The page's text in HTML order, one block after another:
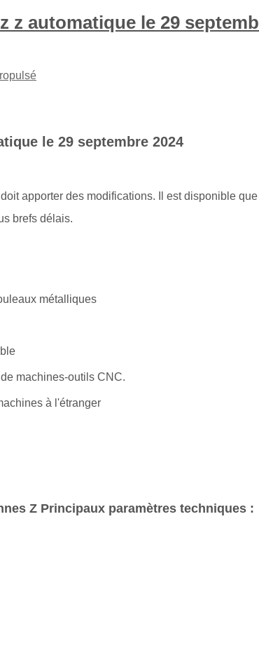
z automatique le 29
le 29 septembre 2024
apporter des modifications. Il est disponible que
brefs délais.
métalliques
machines-outils CNC.
à l'étranger
Z Principaux paramètres techniques :